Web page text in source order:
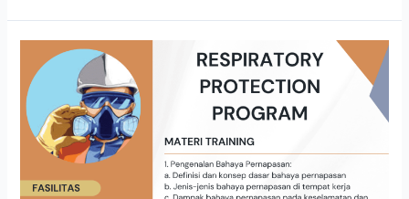
RESPIRATORY
PROTECTION
PROGRAM